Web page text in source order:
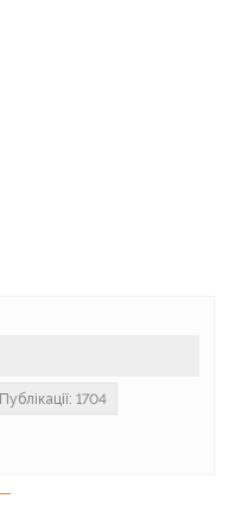
Публікації: 1704